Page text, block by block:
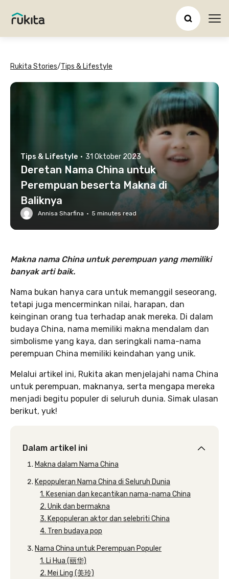
Rukita Stories/Tips & Lifestyle
Tips & Lifestyle · 31 Oktober 2023
Deretan Nama China untuk
Perempuan beserta Makna di
Baliknya
Annisa Sharfina · 5 minutes read
Makna nama China untuk perempuan yang memiliki
banyak arti baik.
Nama bukan hanya cara untuk memanggil seseorang,
tetapi juga mencerminkan nilai, harapan, dan
keinginan orang tua terhadap anak mereka. Di dalam
budaya China, nama memiliki makna mendalam dan
simbolisme yang kaya, dan seringkali nama-nama
perempuan China memiliki keindahan yang unik.
Melalui artikel ini, Rukita akan menjelajahi nama China
untuk perempuan, maknanya, serta mengapa mereka
menjadi begitu populer di seluruh dunia. Simak ulasan
berikut, yuk!
Dalam artikel ini
Makna dalam Nama China
Kepopuleran Nama China di Seluruh Dunia
1. Kesenian dan kecantikan nama-nama China
2. Unik dan bermakna
3. Kepopuleran aktor dan selebriti China
4. Tren budaya pop
Nama China untuk Perempuan Populer
1. Li Hua (丽华)
2. Mei Ling (美玲)